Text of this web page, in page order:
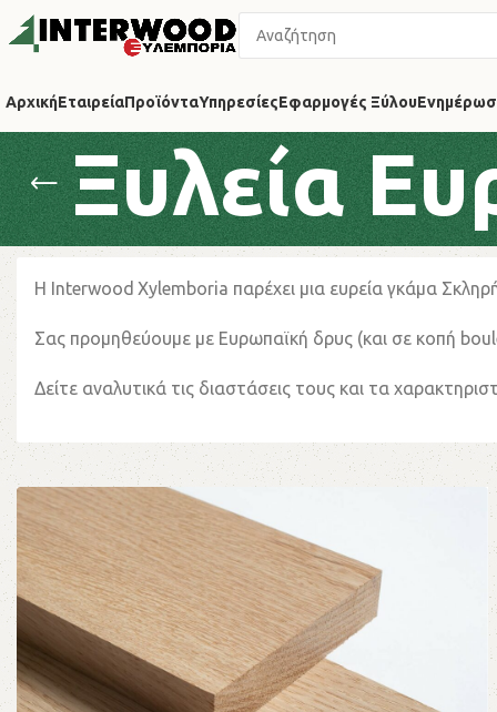
ΑρχικήΕταιρείαΠροϊόνταΥπηρεσίεςΕφαρμογές Ξύλου
Ξυλεία
Η Interwood Xylemboria παρέχει μια ευρεία γκάμα
Σας προμηθεύουμε με Ευρωπαϊκή δρυς (και σε κοπή
Δείτε αναλυτικά τις διαστάσεις τους και τα